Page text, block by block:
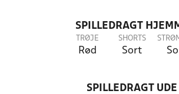
SPILLEDRAGT
TRØJE
Rød
SHORTS
Sort
SPILLEDRAGT UDE